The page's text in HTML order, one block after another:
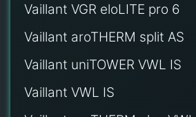
Vaillant VGR eloLITE pro 6
Vaillant aroTHERM split AS
Vaillant uniTOWER VWL IS
Vaillant VWL IS